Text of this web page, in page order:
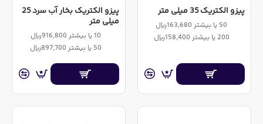
پیزو الکتریک 35 میلی متر
50 یا بیشتر 163,680ریال
200 یا بیشتر 158,400ریال
پیزو الکتریک بخار آب سرد 25
میلی متر
10 یا بیشتر 916,800ریال
50 یا بیشتر 897,700ریال